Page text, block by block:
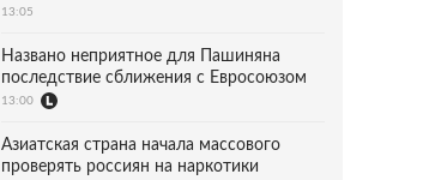
13:05
Названо неприятное для Пашиняна
последствие сближения с Евросоюзом
13:00
Азиатская страна начала массового
проверять россиян на наркотики